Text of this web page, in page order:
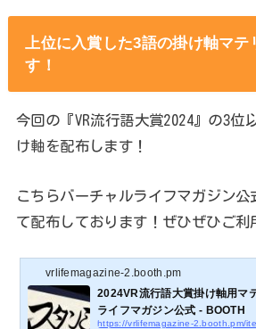
上位に入賞した3語の掛け軸マ
す！
今回の『VR流行語大賞2024』の3位
け軸を配布します！
こちらバーチャルライフマガジン公
て配布しております！ぜひぜひご利
vrlifemagazine-2.booth.pm
2024VR流行語大賞掛け軸用マ
ライフマガジン公式 - BOOTH
https://vrlifemagazine-2.booth.pm/